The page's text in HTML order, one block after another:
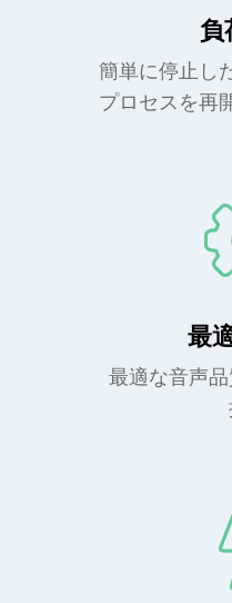
負
簡単に停止し
プロセスを再
最
最適な音声